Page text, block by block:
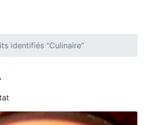
identifiés “Culinaire”